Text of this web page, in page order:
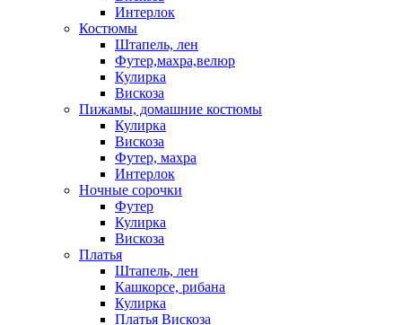
Интерлок
Костюмы
Штапель, лен
Футер,махра,велюр
Кулирка
Вискоза
Пижамы, домашние костюмы
Кулирка
Вискоза
Футер, махра
Интерлок
Ночные сорочки
Футер
Кулирка
Вискоза
Платья
Штапель, лен
Кашкорсе, рибана
Кулирка
Платья Вискоза